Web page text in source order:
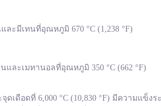
ะมีเทนที่อุณหภูมิ 670 °C (1,238 °F)
ละเมทานอลที่อุณหภูมิ 350 °C (662 °F)
ดือดที่ 6,000 °C (10,830 °F) มีความแข็ง